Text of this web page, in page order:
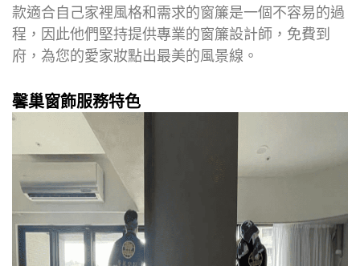
款適合自己家裡風格和需求的窗簾是一個不容易的過
程，因此他們堅持提供專業的窗簾設計師，免費到
府，為您的愛家妝點出最美的風景線。
馨巢窗飾服務特色